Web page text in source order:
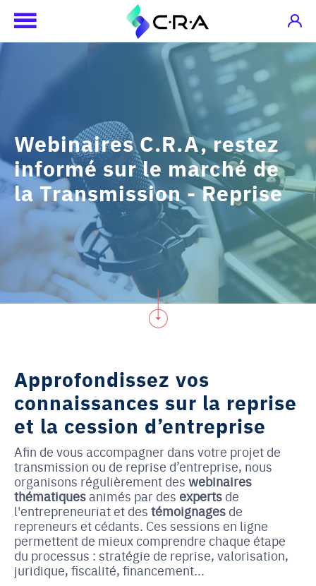
Webinaires C.R.A, restez
informé sur le marché de
la Transmission - Reprise
Approfondissez vos
connaissances sur la reprise
et la cession d’entreprise
Afin de vous accompagner dans votre projet de
transmission ou de reprise d’entreprise, nous
organisons régulièrement des webinaires
thématiquesanimés par des experts de
l'entrepreneuriat et des témoignages de
repreneurs et cédants. Ces sessions en ligne
permettent de mieux comprendre chaque étape
du processus : stratégie de reprise, valorisation,
juridique, fiscalité, financement...